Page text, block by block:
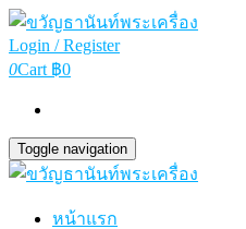
Login / Register
0Cart ฿0
Toggle navigation
หน้าแรก